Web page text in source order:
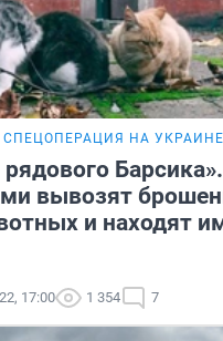
СПЕЦОПЕРАЦИЯ НА УКРАИНЕ
рядового
вывозят
и находят
17:00 1 354 7